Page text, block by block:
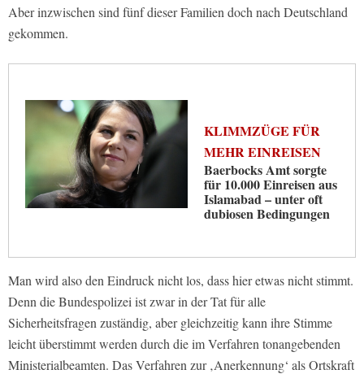
Aber inzwischen sind fünf dieser Familien doch nach Deutschland
gekommen.
KLIMMZÜGE FÜR
MEHR EINREISEN
Baerbocks Amt sorgte
für 10.000 Einreisen aus
Islamabad – unter oft
dubiosen Bedingungen
Man wird also den Eindruck nicht los, dass hier etwas nicht stimmt.
Denn die Bundespolizei ist zwar in der Tat für alle
Sicherheitsfragen zuständig, aber gleichzeitig kann ihre Stimme
leicht überstimmt werden durch die im Verfahren tonangebenden
Ministerialbeamten. Das Verfahren zur ‚Anerkennung‘ als Ortskraft